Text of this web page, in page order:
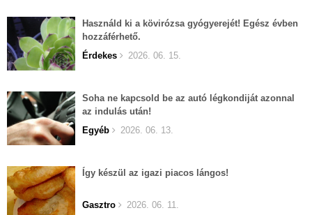
Használd ki a kövirózsa gyógyerejét! Egész évben
hozzáférhető.
Érdekes
2026. 06. 15.
Soha ne kapcsold be az autó légkondiját azonnal
az indulás után!
Egyéb
2026. 06. 13.
Így készül az igazi piacos lángos!
Gasztro 2026. 06. 11.